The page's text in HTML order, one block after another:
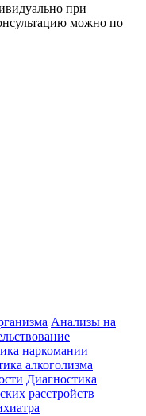
при
можно по
Анализы на
наркомании
алкоголизма
Диагностика
расстройств